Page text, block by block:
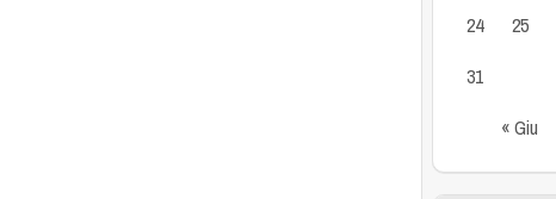
« Giu
24
25
31